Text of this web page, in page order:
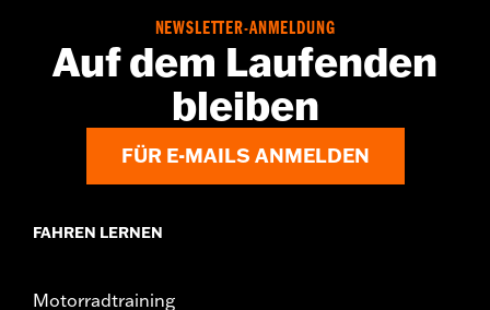
for full details
NEWSLETTER-ANMELDUNG
Auf dem Laufenden
bleiben
FÜR E-MAILS ANMELDEN
FAHREN LERNEN
Motorradtraining